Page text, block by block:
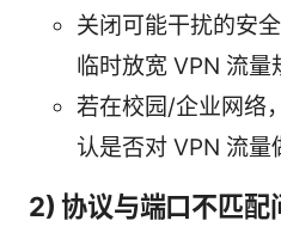
关闭可能干扰的安
临时放宽 VPN 流量
若在校园/企业网络
认是否对 VPN 流量
2) 协议与端口不匹配